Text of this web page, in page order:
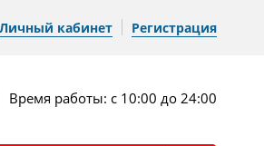
Личный кабинет Регистрация
Время работы: с 10:00 до 24:00